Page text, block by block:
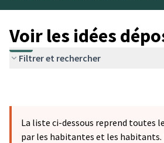
Voir les idées
Filtrer et rechercher
La liste ci-dessous reprend toutes
par les habitantes et les habitants.